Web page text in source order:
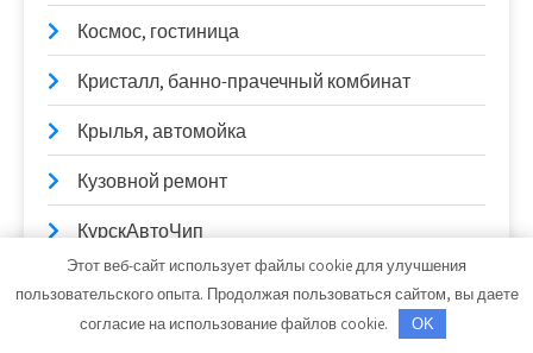
Космос, гостиница
Кристалл, банно-прачечный комбинат
Крылья, автомойка
Кузовной ремонт
КурскАвтоЧип
Леруа Мерлен, гипермаркет строительных
Этот веб-сайт использует файлы cookie для улучшения
пользовательского опыта. Продолжая пользоваться сайтом, вы даете
согласие на использование файлов cookie.
OK